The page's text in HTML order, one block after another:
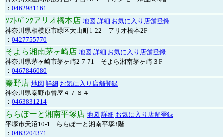
： 0462981161
ｿﾌﾄﾊﾞﾝｸアリオ橋本店 地図 詳細 お気に入り店舗登録
神奈川県相模原市緑区大山町1-22 アリオ橋本2F
： 0427755770
そよら湘南茅ヶ崎店 地図 詳細 お気に入り店舗登録
神奈川県茅ヶ崎市茅ヶ崎2‐7‐71 そよら湘南茅ヶ崎３F
： 0467846080
秦野店 地図 詳細 お気に入り店舗登録
神奈川県秦野市曽屋４７８４
： 0463831214
ららぽーと湘南平塚店 地図 詳細 お気に入り店舗登録
平塚市天沼10-1 ららぽーと湘南平塚3階
： 0463204371